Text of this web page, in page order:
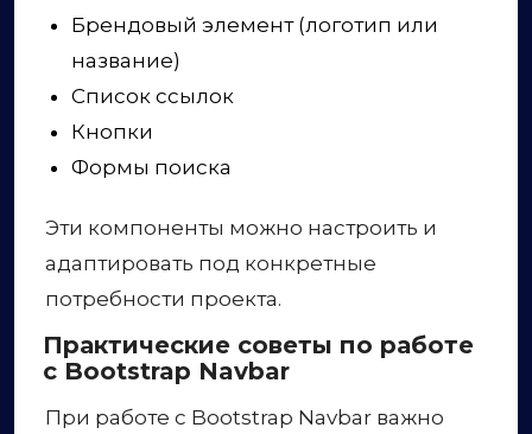
Брендовый элемент (логотип или
название)
Список ссылок
Кнопки
Формы поиска
Эти компоненты можно настроить и
адаптировать под конкретные
потребности проекта.
Практические советы по работе
с Bootstrap Navbar
При работе с Bootstrap Navbar важно